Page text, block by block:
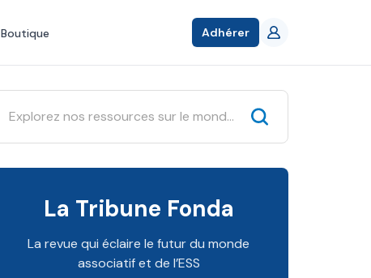
Boutique Adhérer
La Tribune Fonda
La revue qui éclaire le futur du monde
associatif et de l’ESS